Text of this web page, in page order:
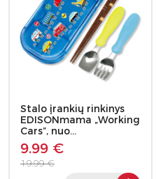
Stalo įrankių rinkinys
EDISONmama „Working
Cars”, nuo…
9.99 €
19.99 €